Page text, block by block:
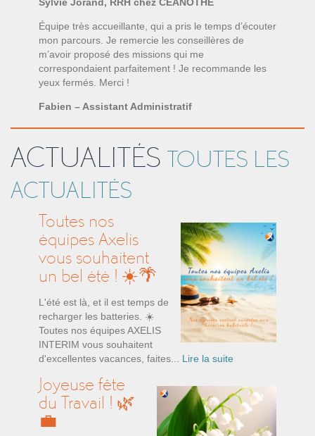
Équipe très accueillante, qui a pris le temps d’écouter
mon parcours. Je remercie les conseillères de
m’avoir proposé des missions qui me
correspondaient parfaitement ! Je recommande les
yeux fermés. Merci !
Fabien – Assistant Administratif
ACTUALITÉS TOUTES LES
ACTUALITÉS
Toutes nos
équipes Axelis
vous souhaitent
un bel été ! ☀️🌴
L'été est là, et il est temps de
recharger les batteries. ☀️
Toutes nos équipes AXELIS
INTERIM vous souhaitent
d'excellentes vacances, faites... Lire la suite
Joyeuse fête
du Travail ! 🌿
💼